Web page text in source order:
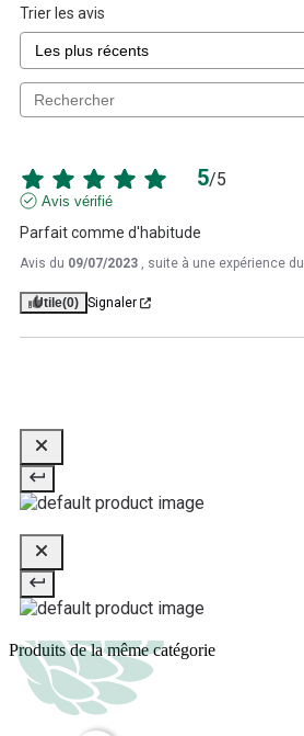
Trier les avis
5/5
Avis vérifié
Parfait comme d'habitude
Avis du 09/07/2023 , suite à une expérience du
Utile(0) Signaler
Produits de la même catégorie